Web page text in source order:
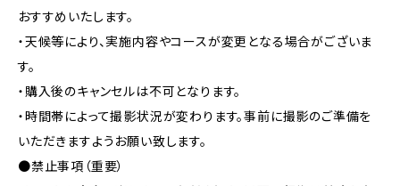
おすすめいたします。
・天候等により、実施内容やコースが変更となる場合がございま
す。
・購入後のキャンセルは不可となります。
・時間帯によって撮影状況が変わります。事前に撮影のご準備を
いただきますようお願い致します。
●禁止事項（重要）